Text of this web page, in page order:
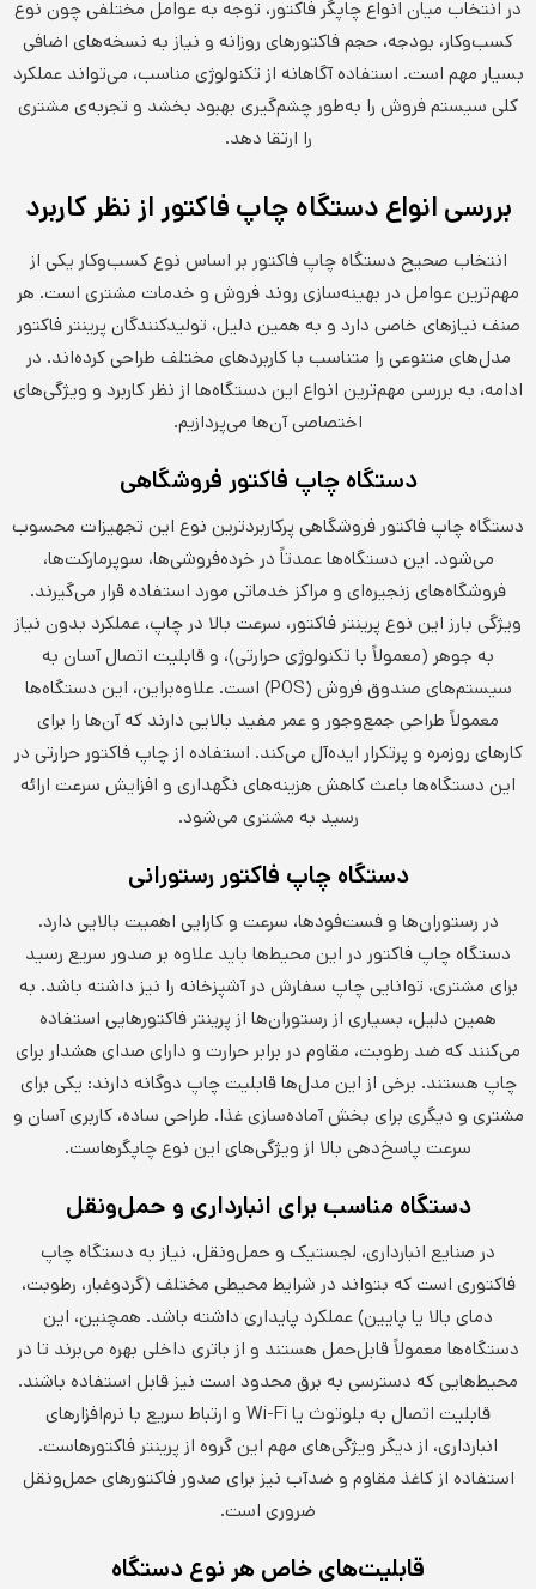
در انتخاب میان انواع چاپگر فاکتور، توجه به عوامل مختلفی چون نوع
کسب‌وکار، بودجه، حجم فاکتورهای روزانه و نیاز به نسخه‌های اضافی
بسیار مهم است. استفاده آگاهانه از تکنولوژی مناسب، می‌تواند عملکرد
کلی سیستم فروش را به‌طور چشم‌گیری بهبود بخشد و تجربه‌ی مشتری
را ارتقا دهد.
بررسی انواع دستگاه چاپ فاکتور از نظر کاربرد
انتخاب صحیح دستگاه چاپ فاکتور بر اساس نوع کسب‌وکار یکی از
مهم‌ترین عوامل در بهینه‌سازی روند فروش و خدمات مشتری است. هر
صنف نیازهای خاصی دارد و به همین دلیل، تولیدکنندگان پرینتر فاکتور
مدل‌های متنوعی را متناسب با کاربردهای مختلف طراحی کرده‌اند. در
ادامه، به بررسی مهم‌ترین انواع این دستگاه‌ها از نظر کاربرد و ویژگی‌های
اختصاصی آن‌ها می‌پردازیم.
دستگاه چاپ فاکتور فروشگاهی
دستگاه چاپ فاکتور فروشگاهی پرکاربردترین نوع این تجهیزات محسوب
می‌شود. این دستگاه‌ها عمدتاً در خرده‌فروشی‌ها، سوپرمارکت‌ها،
فروشگاه‌های زنجیره‌ای و مراکز خدماتی مورد استفاده قرار می‌گیرند.
ویژگی بارز این نوع پرینتر فاکتور، سرعت بالا در چاپ، عملکرد بدون نیاز
به جوهر (معمولاً با تکنولوژی حرارتی)، و قابلیت اتصال آسان به
سیستم‌های صندوق فروش (POS) است. علاوه‌براین، این دستگاه‌ها
معمولاً طراحی جمع‌وجور و عمر مفید بالایی دارند که آن‌ها را برای
کارهای روزمره و پرتکرار ایده‌آل می‌کند. استفاده از چاپ فاکتور حرارتی در
این دستگاه‌ها باعث کاهش هزینه‌های نگهداری و افزایش سرعت ارائه
رسید به مشتری می‌شود.
دستگاه چاپ فاکتور رستورانی
در رستوران‌ها و فست‌فودها، سرعت و کارایی اهمیت بالایی دارد.
دستگاه چاپ فاکتور در این محیط‌ها باید علاوه بر صدور سریع رسید
برای مشتری، توانایی چاپ سفارش در آشپزخانه را نیز داشته باشد. به
همین دلیل، بسیاری از رستوران‌ها از پرینتر فاکتورهایی استفاده
می‌کنند که ضد رطوبت، مقاوم در برابر حرارت و دارای صدای هشدار برای
چاپ هستند. برخی از این مدل‌ها قابلیت چاپ دوگانه دارند: یکی برای
مشتری و دیگری برای بخش آماده‌سازی غذا. طراحی ساده، کاربری آسان و
سرعت پاسخ‌دهی بالا از ویژگی‌های این نوع چاپگرهاست.
دستگاه مناسب برای انبارداری و حمل‌ونقل
در صنایع انبارداری، لجستیک و حمل‌ونقل، نیاز به دستگاه چاپ
فاکتوری است که بتواند در شرایط محیطی مختلف (گردوغبار، رطوبت،
دمای بالا یا پایین) عملکرد پایداری داشته باشد. همچنین، این
دستگاه‌ها معمولاً قابل‌حمل هستند و از باتری داخلی بهره می‌برند تا در
محیط‌هایی که دسترسی به برق محدود است نیز قابل استفاده باشند.
قابلیت اتصال به بلوتوث یا Wi-Fi و ارتباط سریع با نرم‌افزارهای
انبارداری، از دیگر ویژگی‌های مهم این گروه از پرینتر فاکتورهاست.
استفاده از کاغذ مقاوم و ضدآب نیز برای صدور فاکتورهای حمل‌ونقل
ضروری است.
قابلیت‌های خاص هر نوع دستگاه